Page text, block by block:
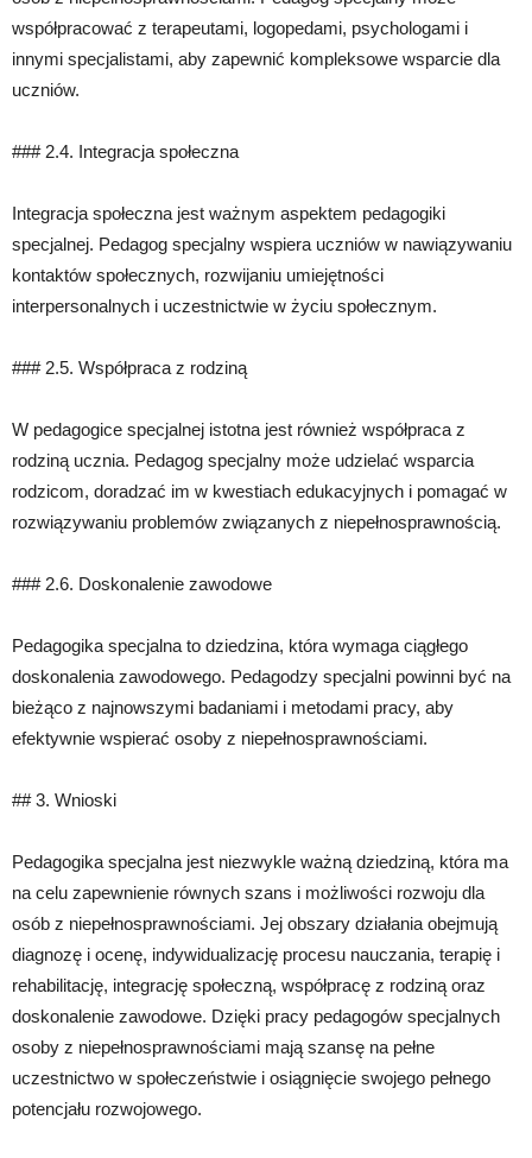
współpracować z terapeutami, logopedami, psychologami i
innymi specjalistami, aby zapewnić kompleksowe wsparcie dla
uczniów.
### 2.4. Integracja społeczna
Integracja społeczna jest ważnym aspektem pedagogiki
specjalnej. Pedagog specjalny wspiera uczniów w nawiązywaniu
kontaktów społecznych, rozwijaniu umiejętności
interpersonalnych i uczestnictwie w życiu społecznym.
### 2.5. Współpraca z rodziną
W pedagogice specjalnej istotna jest również współpraca z
rodziną ucznia. Pedagog specjalny może udzielać wsparcia
rodzicom, doradzać im w kwestiach edukacyjnych i pomagać w
rozwiązywaniu problemów związanych z niepełnosprawnością.
### 2.6. Doskonalenie zawodowe
Pedagogika specjalna to dziedzina, która wymaga ciągłego
doskonalenia zawodowego. Pedagodzy specjalni powinni być na
bieżąco z najnowszymi badaniami i metodami pracy, aby
efektywnie wspierać osoby z niepełnosprawnościami.
## 3. Wnioski
Pedagogika specjalna jest niezwykle ważną dziedziną, która ma
na celu zapewnienie równych szans i możliwości rozwoju dla
osób z niepełnosprawnościami. Jej obszary działania obejmują
diagnozę i ocenę, indywidualizację procesu nauczania, terapię i
rehabilitację, integrację społeczną, współpracę z rodziną oraz
doskonalenie zawodowe. Dzięki pracy pedagogów specjalnych
osoby z niepełnosprawnościami mają szansę na pełne
uczestnictwo w społeczeństwie i osiągnięcie swojego pełnego
potencjału rozwojowego.